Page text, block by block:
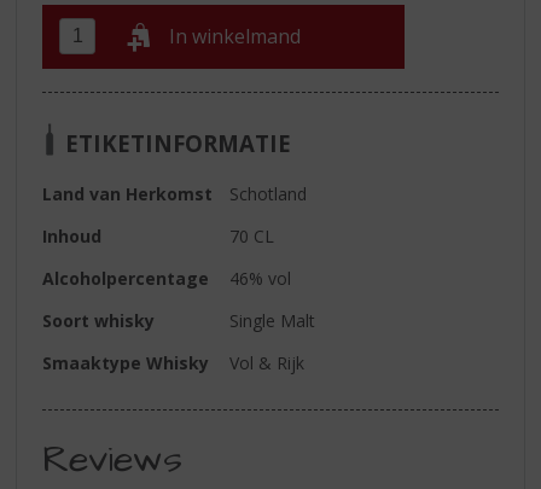
In winkelmand
ETIKETINFORMATIE
Land van Herkomst
Schotland
Inhoud
70 CL
Alcoholpercentage
46% vol
Soort whisky
Single Malt
Smaaktype Whisky
Vol & Rijk
Reviews